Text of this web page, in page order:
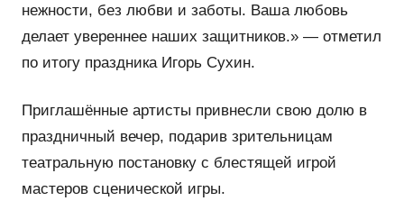
нежности, без любви и заботы. Ваша любовь
делает увереннее наших защитников.» — отметил
по итогу праздника Игорь Сухин.
Приглашённые артисты привнесли свою долю в
праздничный вечер, подарив зрительницам
театральную постановку с блестящей игрой
мастеров сценической игры.